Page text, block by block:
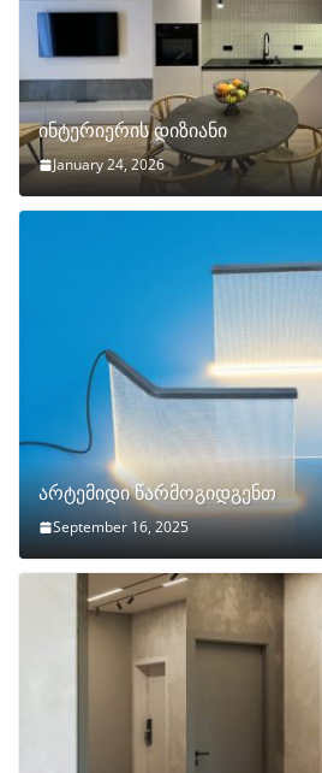
ინტერიერის დიზიანი
January 24, 2026
არტემიდი წარმოგიდგენთ
September 16, 2025